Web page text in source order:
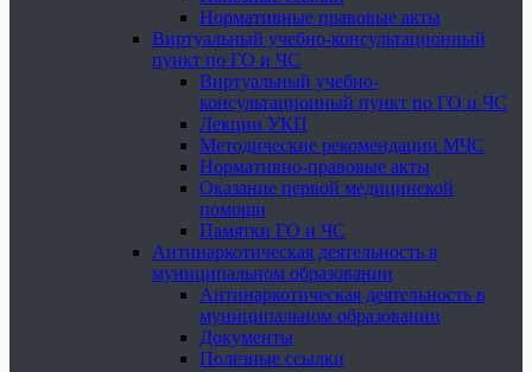
Нормативные правовые акты
Виртуальный учебно-консультационный
пункт по ГО и ЧС
Виртуальный учебно-
консультационный пункт по ГО и ЧС
Лекции УКП
Методические рекомендации МЧС
Нормативно-правовые акты
Оказание первой медицинской
помощи
Памятки ГО и ЧС
Антинаркотическая деятельность в
муниципальном образовании
Антинаркотическая деятельность в
муниципальном образовании
Документы
Полезные ссылки